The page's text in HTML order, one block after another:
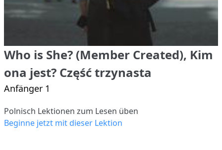
Who is She? (Member Created), Kim
ona jest? Część trzynasta
Anfänger 1
Polnisch Lektionen zum Lesen üben
Beginne jetzt mit dieser Lektion